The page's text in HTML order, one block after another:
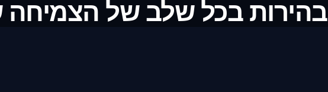
בהירות בכל שלב של